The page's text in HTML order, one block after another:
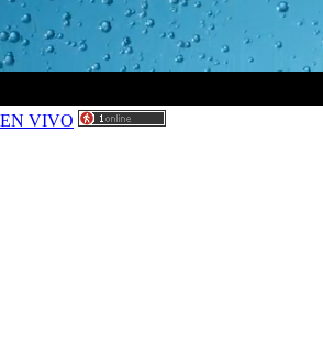
EN VIVO